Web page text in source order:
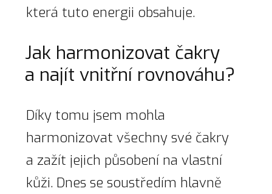
která tuto energii obsahuje.
Jak harmonizovat čakry
a najít vnitřní rovnováhu?
Díky tomu jsem mohla
harmonizovat všechny své čakry
a zažít jejich působení na vlastní
kůži. Dnes se soustředím hlavně